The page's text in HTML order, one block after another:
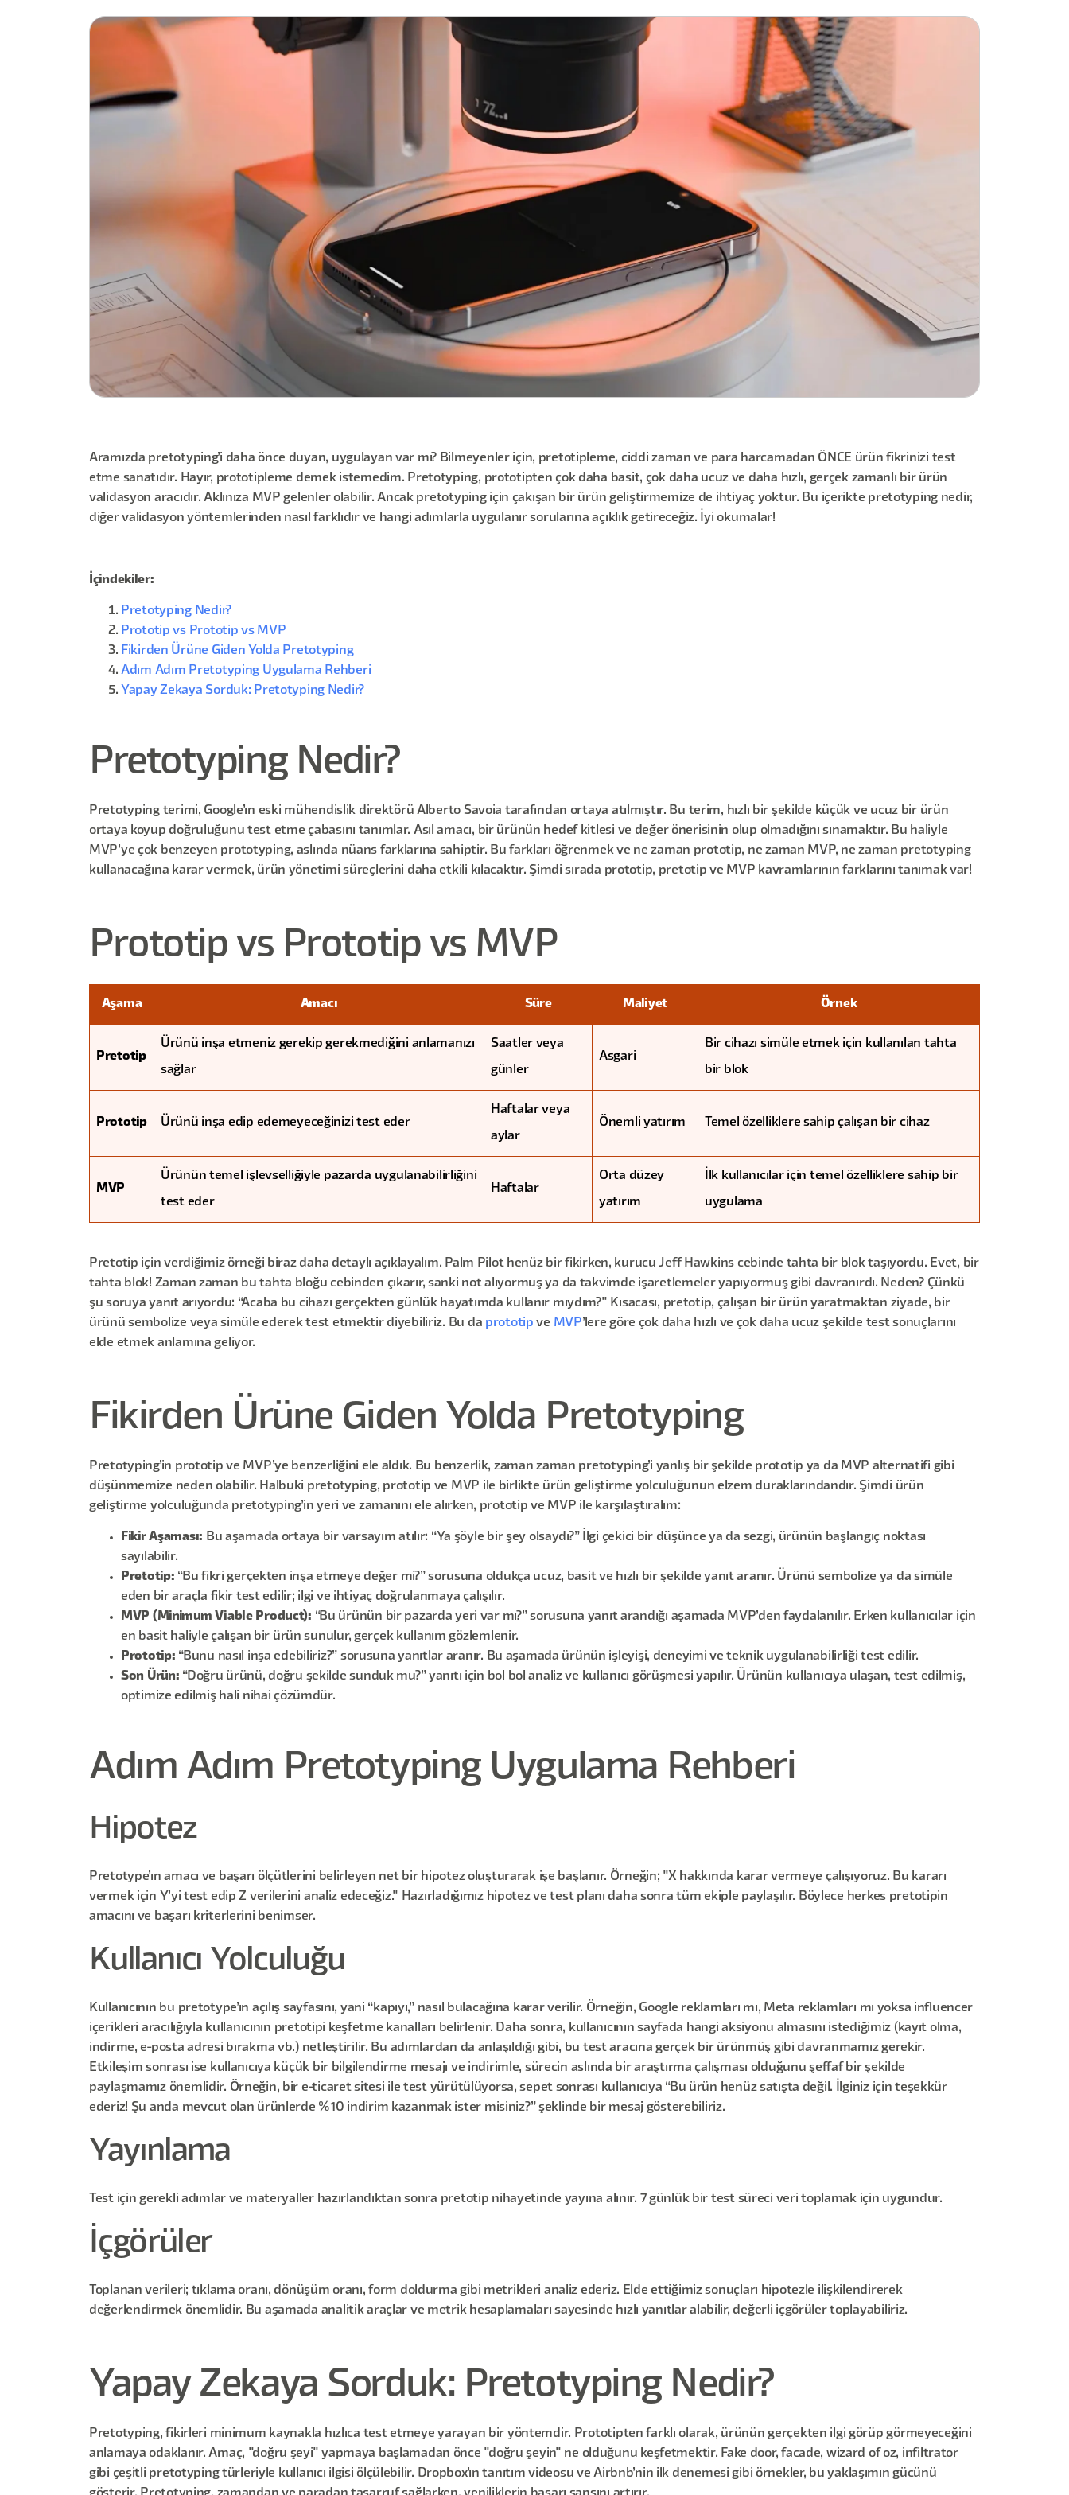
Aramızda pretotyping’i daha önce duyan, uygulayan var mı? Bilmeyenler için, pretotipleme, ciddi zaman ve para harcamadan ÖNCE ürün fikrinizi test
etme sanatıdır. Hayır, prototipleme demek istemedim. Pretotyping, prototipten çok daha basit, çok daha ucuz ve daha hızlı, gerçek zamanlı bir ürün
validasyon aracıdır. Aklınıza MVP gelenler olabilir. Ancak pretotyping için çakışan bir ürün geliştirmemize de ihtiyaç yoktur. Bu içerikte pretotyping nedir,
diğer validasyon yöntemlerinden nasıl farklıdır ve hangi adımlarla uygulanır sorularına açıklık getireceğiz. İyi okumalar!
İçindekiler:
Pretotyping Nedir?
Prototip vs Prototip vs MVP
Fikirden Ürüne Giden Yolda Pretotyping
Adım Adım Pretotyping Uygulama Rehberi
Yapay Zekaya Sorduk: Pretotyping Nedir?
Pretotyping Nedir?
Pretotyping terimi, Google’ın eski mühendislik direktörü Alberto Savoia tarafından ortaya atılmıştır. Bu terim, hızlı bir şekilde küçük ve ucuz bir ürün
ortaya koyup doğruluğunu test etme çabasını tanımlar. Asıl amacı, bir ürünün hedef kitlesi ve değer önerisinin olup olmadığını sınamaktır. Bu haliyle
MVP’ye çok benzeyen prototyping, aslında nüans farklarına sahiptir. Bu farkları öğrenmek ve ne zaman prototip, ne zaman MVP, ne zaman pretotyping
kullanacağına karar vermek, ürün yönetimi süreçlerini daha etkili kılacaktır. Şimdi sırada prototip, pretotip ve MVP kavramlarının farklarını tanımak var!
Prototip vs Prototip vs MVP
Aşama Amacı Süre Maliyet Örnek
Pretotip
Ürünü inşa etmeniz gerekip gerekmediğini anlamanızı
sağlar
Saatler veya
günler
Asgari
Bir cihazı simüle etmek için kullanılan tahta
bir blok
Prototip Ürünü inşa edip edemeyeceğinizi test eder
Haftalar veya
aylar
Önemli yatırım Temel özelliklere sahip çalışan bir cihaz
MVP
Ürünün temel işlevselliğiyle pazarda uygulanabilirliğini
test eder
Haftalar
Orta düzey
yatırım
İlk kullanıcılar için temel özelliklere sahip bir
uygulama
Pretotip için verdiğimiz örneği biraz daha detaylı açıklayalım. Palm Pilot henüz bir fikirken, kurucu Jeff Hawkins cebinde tahta bir blok taşıyordu. Evet, bir
tahta blok! Zaman zaman bu tahta bloğu cebinden çıkarır, sanki not alıyormuş ya da takvimde işaretlemeler yapıyormuş gibi davranırdı. Neden? Çünkü
şu soruya yanıt arıyordu: “Acaba bu cihazı gerçekten günlük hayatımda kullanır mıydım?" Kısacası, pretotip, çalışan bir ürün yaratmaktan ziyade, bir
ürünü sembolize veya simüle ederek test etmektir diyebiliriz. Bu da prototip ve MVP’lere göre çok daha hızlı ve çok daha ucuz şekilde test sonuçlarını
elde etmek anlamına geliyor.
Fikirden Ürüne Giden Yolda Pretotyping
Pretotyping’in prototip ve MVP’ye benzerliğini ele aldık. Bu benzerlik, zaman zaman pretotyping’i yanlış bir şekilde prototip ya da MVP alternatifi gibi
düşünmemize neden olabilir. Halbuki pretotyping, prototip ve MVP ile birlikte ürün geliştirme yolculuğunun elzem duraklarındandır. Şimdi ürün
geliştirme yolculuğunda pretotyping’in yeri ve zamanını ele alırken, prototip ve MVP ile karşılaştıralım:
Fikir Aşaması: Bu aşamada ortaya bir varsayım atılır: “Ya şöyle bir şey olsaydı?” İlgi çekici bir düşünce ya da sezgi, ürünün başlangıç noktası
sayılabilir.
Pretotip: “Bu fikri gerçekten inşa etmeye değer mi?” sorusuna oldukça ucuz, basit ve hızlı bir şekilde yanıt aranır. Ürünü sembolize ya da simüle
eden bir araçla fikir test edilir; ilgi ve ihtiyaç doğrulanmaya çalışılır.
MVP (Minimum Viable Product): “Bu ürünün bir pazarda yeri var mı?” sorusuna yanıt arandığı aşamada MVP’den faydalanılır. Erken kullanıcılar için
en basit haliyle çalışan bir ürün sunulur, gerçek kullanım gözlemlenir.
Prototip: “Bunu nasıl inşa edebiliriz?” sorusuna yanıtlar aranır. Bu aşamada ürünün işleyişi, deneyimi ve teknik uygulanabilirliği test edilir.
Son Ürün: “Doğru ürünü, doğru şekilde sunduk mu?” yanıtı için bol bol analiz ve kullanıcı görüşmesi yapılır. Ürünün kullanıcıya ulaşan, test edilmiş,
optimize edilmiş hali nihai çözümdür.
Adım Adım Pretotyping Uygulama Rehberi
Hipotez
Pretotype’ın amacı ve başarı ölçütlerini belirleyen net bir hipotez oluşturarak işe başlanır. Örneğin; "X hakkında karar vermeye çalışıyoruz. Bu kararı
vermek için Y’yi test edip Z verilerini analiz edeceğiz." Hazırladığımız hipotez ve test planı daha sonra tüm ekiple paylaşılır. Böylece herkes pretotipin
amacını ve başarı kriterlerini benimser.
Kullanıcı Yolculuğu
Kullanıcının bu pretotype’ın açılış sayfasını, yani “kapıyı,” nasıl bulacağına karar verilir. Örneğin, Google reklamları mı, Meta reklamları mı yoksa influencer
içerikleri aracılığıyla kullanıcının pretotipi keşfetme kanalları belirlenir. Daha sonra, kullanıcının sayfada hangi aksiyonu almasını istediğimiz (kayıt olma,
indirme, e-posta adresi bırakma vb.) netleştirilir. Bu adımlardan da anlaşıldığı gibi, bu test aracına gerçek bir ürünmüş gibi davranmamız gerekir.
Etkileşim sonrası ise kullanıcıya küçük bir bilgilendirme mesajı ve indirimle, sürecin aslında bir araştırma çalışması olduğunu şeffaf bir şekilde
paylaşmamız önemlidir. Örneğin, bir e-ticaret sitesi ile test yürütülüyorsa, sepet sonrası kullanıcıya “Bu ürün henüz satışta değil. İlginiz için teşekkür
ederiz! Şu anda mevcut olan ürünlerde %10 indirim kazanmak ister misiniz?” şeklinde bir mesaj gösterebiliriz.
Yayınlama
Test için gerekli adımlar ve materyaller hazırlandıktan sonra pretotip nihayetinde yayına alınır. 7 günlük bir test süreci veri toplamak için uygundur.
İçgörüler
Toplanan verileri; tıklama oranı, dönüşüm oranı, form doldurma gibi metrikleri analiz ederiz. Elde ettiğimiz sonuçları hipotezle ilişkilendirerek
değerlendirmek önemlidir. Bu aşamada analitik araçlar ve metrik hesaplamaları sayesinde hızlı yanıtlar alabilir, değerli içgörüler toplayabiliriz.
Yapay Zekaya Sorduk: Pretotyping Nedir?
Pretotyping, fikirleri minimum kaynakla hızlıca test etmeye yarayan bir yöntemdir. Prototipten farklı olarak, ürünün gerçekten ilgi görüp görmeyeceğini
anlamaya odaklanır. Amaç, "doğru şeyi" yapmaya başlamadan önce "doğru şeyin" ne olduğunu keşfetmektir. Fake door, facade, wizard of oz, infiltrator
gibi çeşitli pretotyping türleriyle kullanıcı ilgisi ölçülebilir. Dropbox’ın tanıtım videosu ve Airbnb’nin ilk denemesi gibi örnekler, bu yaklaşımın gücünü